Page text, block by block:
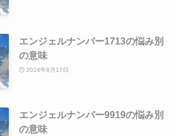
エンジェルナンバー1713の悩み別
の意味
2024年8月17日
エンジェルナンバー9919の悩み別
の意味